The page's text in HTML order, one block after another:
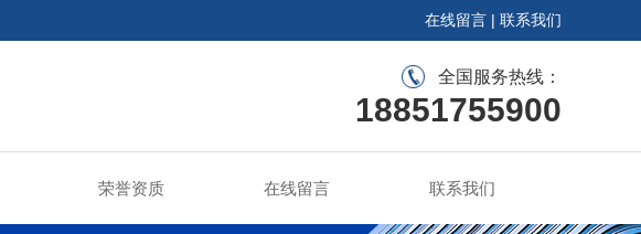
在线留言 | 联系我们
全国服务热线：
18851755900
荣誉资质 在线留言 联系我们